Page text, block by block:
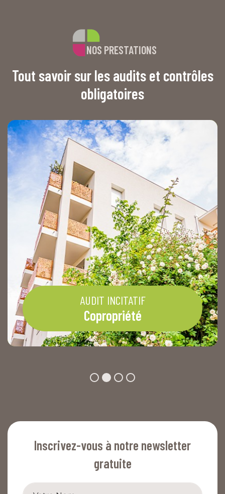
NOS PRESTATIONS
Tout savoir sur les audits et contrôles
obligatoires
AUDIT INCITATIF
Copropriété
Inscrivez-vous à notre newsletter
gratuite